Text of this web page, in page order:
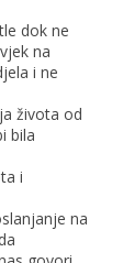
dok ne
na
i ne
života od
bila
i
na